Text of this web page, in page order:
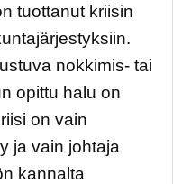
tuottanut kriisin
nokkimis- tai
opittu halu on
on vain
ja vain johtaja
kannalta